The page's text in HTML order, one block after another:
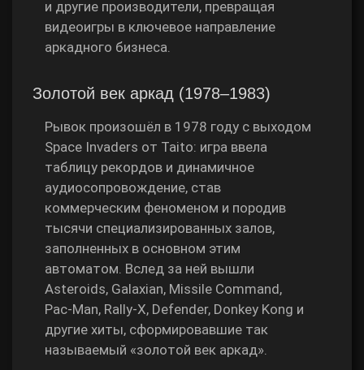
и другие производители, превращая
видеоигры в ключевое направление
аркадного бизнеса.
Золотой век аркад (1978–1983)
Рывок произошёл в 1978 году с выходом
Space Invaders от Taito: игра ввела
таблицу рекордов и динамичное
аудиосопровождение, став
коммерческим феноменом и породив
тысячи специализированных залов,
заполненных в основном этим
автоматом. Вслед за ней вышли
Asteroids, Galaxian, Missile Command,
Pac‑Man, Rally‑X, Defender, Donkey Kong и
другие хиты, сформировавшие так
называемый «золотой век аркад».